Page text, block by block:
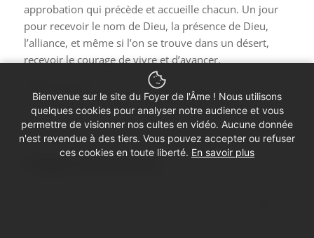
approbation qui précède et accueille chacun. Un jour
pour recevoir le nom de Dieu, la présence de Dieu,
l’alliance, et même si l’on se trouve dans un désert,
recevoir le courage de vivre et d’avancer.
Bienvenue sur le site du Foyer de l'Âme ! Nous utilisons
quelques cookies pour analyser notre audience et vous
permettre de visionner nos cultes en vidéo. Aucune donnée
n'est revendue à des tiers. Vous pouvez accepter ou refuser
ces cookies en toute liberté. En savoir plus